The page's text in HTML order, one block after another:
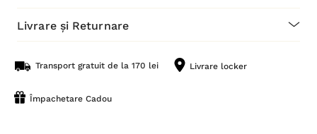
Livrare și Returnare
Transport gratuit de la 170 lei Livrare locker
Împachetare Cadou